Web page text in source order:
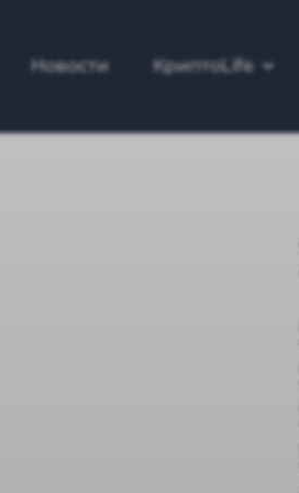
Новости КриптоLife